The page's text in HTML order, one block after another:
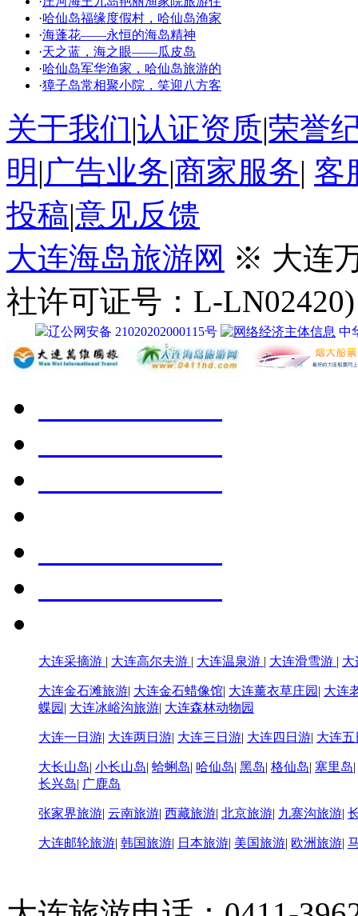
·哈仙岛福缘度假村，哈仙岛渔家
·海蓬花——永恒的海岛精神
·天之蓝，海之眼——瓜皮岛
·哈仙岛军华渔家，哈仙岛旅游的
·獐子岛常相聚小院，笑迎八方客
关于我们|认证资质|荣誉
明 |广告业务|商家服务| 客
投稿|意见反馈
大连海岛旅游网 ※ 大连
社许可证号：L-LN02420)
辽公网安备 21020202000115号 中
大连采摘游 | 大连高尔夫游 | 大连温泉游 | 大连滑雪游 |
大连金石滩旅游| 大连金石蜡像馆| 大连薰衣草庄园 | 大连
蝶园 | 大连冰峪沟旅游| 大连森林动物园
大连一日游| 大连两日游| 大连三日游| 大连四日游| 大连五
大长山岛| 小长山岛| 蛤蜊岛| 哈仙岛| 黑岛| 格仙岛| 塞里岛|
长兴岛| 广鹿岛
张家界旅游| 云南旅游| 西藏旅游| 北京旅游| 九寨沟旅游|
大连邮轮旅游| 韩国旅游| 日本旅游| 美国旅游| 欧洲旅游|